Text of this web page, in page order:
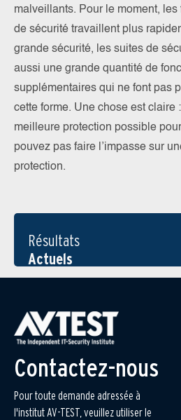
malveillants. Pour le moment,
de sécurité travaillent plus
grande sécurité, les suites de
aussi une grande quantité de
supplémentaires qui ne font pas
cette forme. Une chose est claire
meilleure protection possible
pouvez pas faire l’impasse sur
protection.
Résultats
Actuels
Contactez-nous
Pour toute demande adressée à
l'institut AV-TEST, veuillez utiliser le